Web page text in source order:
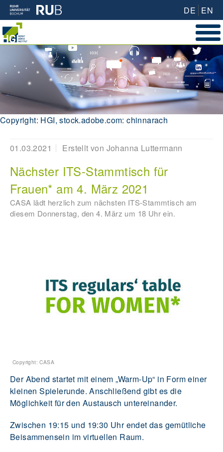
DE EN
Copyright: HGI, stock.adobe.com: chinnarach
01.03.2021 Erstellt von Johanna Luttermann
Nächster ITS-Stammtisch für
Frauen* am 4. März 2021
CASA lädt herzlich zum nächsten ITS-Stammtisch am
diesem Donnerstag, den 4. März um 18 Uhr ein.
Copyright: CASA
Der Abend startet mit einem „Warm-Up“ in Form einer
kleinen Spielerunde. Anschließend gibt es die
Möglichkeit für den Austausch untereinander.
Zwischen 19:15 und 19:30 Uhr endet das gemütliche
Beisammensein im virtuellen Raum.